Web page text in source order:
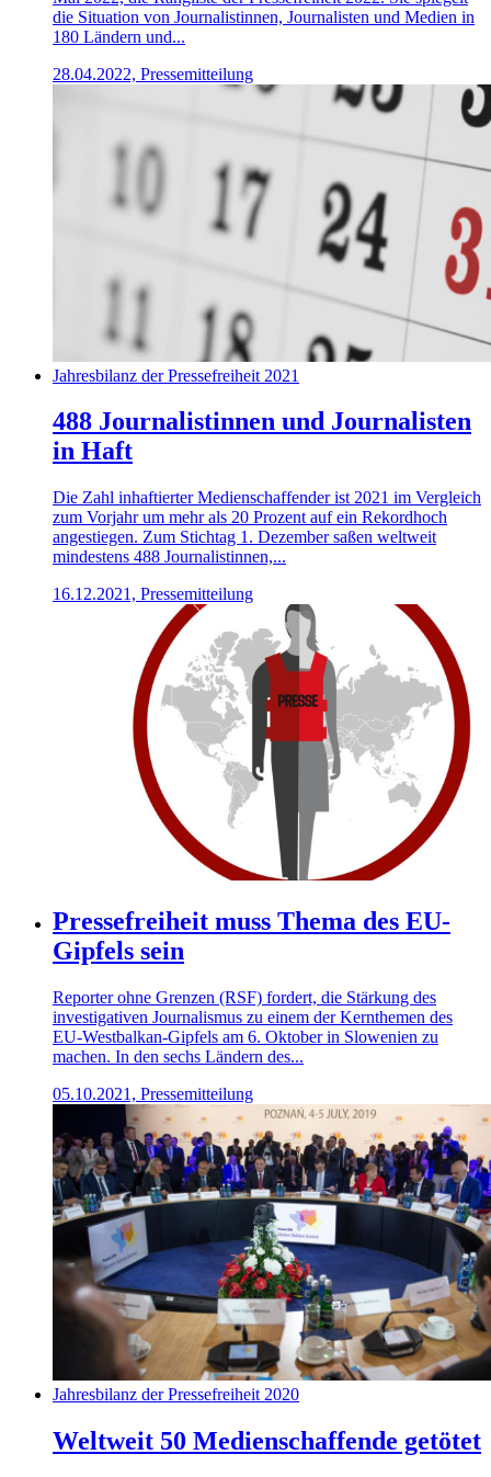
die Situation von Journalistinnen, Journalisten und Medien in
180 Ländern und...
28.04.2022, Pressemitteilung
Jahresbilanz der Pressefreiheit 2021
488 Journalistinnen und Journalisten
in Haft
Die Zahl inhaftierter Medienschaffender ist 2021 im Vergleich
zum Vorjahr um mehr als 20 Prozent auf ein Rekordhoch
angestiegen. Zum Stichtag 1. Dezember saßen weltweit
mindestens 488 Journalistinnen,...
16.12.2021, Pressemitteilung
Pressefreiheit muss Thema des EU-
Gipfels sein
Reporter ohne Grenzen (RSF) fordert, die Stärkung des
investigativen Journalismus zu einem der Kernthemen des
EU-Westbalkan-Gipfels am 6. Oktober in Slowenien zu
machen. In den sechs Ländern des...
05.10.2021, Pressemitteilung
Jahresbilanz der Pressefreiheit 2020
Weltweit 50 Medienschaffende getötet